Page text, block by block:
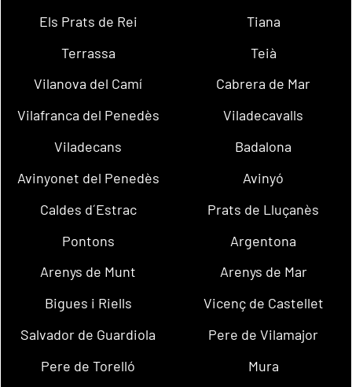
Els Prats de Rei
Tiana
Terrassa
Teià
Vilanova del Camí
Cabrera de Mar
Vilafranca del Penedès
Viladecavalls
Viladecans
Badalona
Avinyonet del Penedès
Avinyó
Caldes d´Estrac
Prats de Lluçanès
Pontons
Argentona
Arenys de Munt
Arenys de Mar
Bigues i Riells
Vicenç de Castellet
Salvador de Guardiola
Pere de Vilamajor
Pere de Torelló
Mura